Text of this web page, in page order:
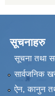
सूचनाहरु
सूचना तथा
सार्वजनिक
ऐन, कानुन